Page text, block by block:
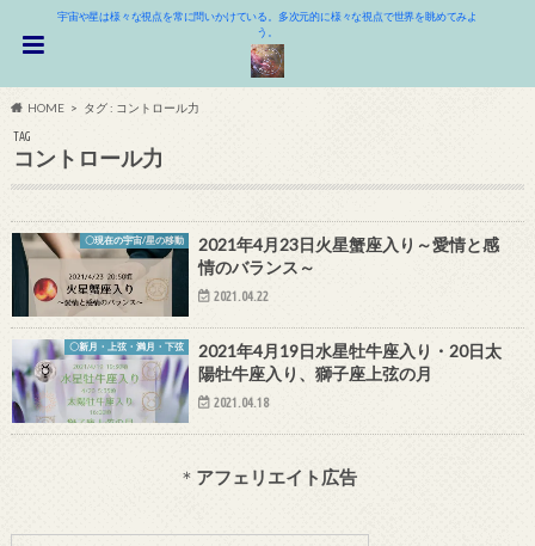
宇宙や星は様々な視点を常に問いかけている。多次元的に様々な視点で世界を眺めてみよ
う。
HOME タグ : コントロール力
TAG
コントロール力
〇現在の宇宙/星の移動
2021年4月23日火星蟹座入り～愛情と感
情のバランス～
2021.04.22
〇新月・上弦・満月・下弦
2021年4月19日水星牡牛座入り・20日太
陽牡牛座入り、獅子座上弦の月
2021.04.18
＊ アフェリエイト広告